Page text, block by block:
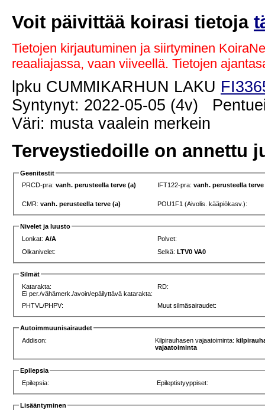
Voit päivittää koirasi tietoja
Tietojen kirjautuminen ja siirtyminen
reaaliajassa, vaan viiveellä. Tietojen
lpku CUMMIKARHUN LAKU
Syntynyt: 2022-05-05 (4v)
Väri: musta vaalein merkein
Terveystiedoille on annettu
Geenitestit
PRCD-pra:vanh. perusteella terve (a) IFT122-pra:vanh. perusteella terve
CMR:vanh. perusteella terve (a) POU1F1 (Aivolis. kääpiökasv.):
Nivelet ja luusto
Lonkat:A/A
Polvet:
Olkanivelet:
Selkä:LTV0 VA0
Silmät
Katarakta:
Ei per./vähämerk./avoin/epäilyttävä katarakta:
RD:
PHTVL/PHPV: Muut silmäsairaudet:
Autoimmuunisairaudet
Addison:
Kilpirauhasen vajaatoiminta:
vajaatoiminta
Epilepsia
Epilepsia:
Epileptistyyppiset:
Lisääntyminen